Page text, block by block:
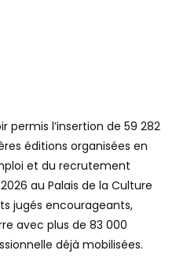
permis l’insertion de 59 282
éditions organisées en
et du recrutement
au Palais de la Culture
jugés encourageants,
avec plus de 83 000
déjà mobilisées.